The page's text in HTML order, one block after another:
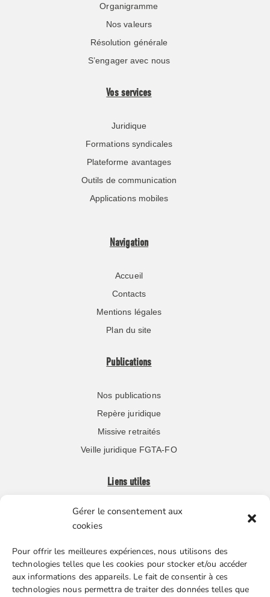
Gérer le consentement aux
cookies
Pour offrir les meilleures expériences, nous utilisons des
technologies telles que les cookies pour stocker et/ou accéder
aux informations des appareils. Le fait de consentir à ces
technologies nous permettra de traiter des données telles que
Organigramme
Nos valeurs
Résolution générale
S’engager avec nous
Vos services
Juridique
Formations syndicales
Plateforme avantages
Outils de communication
Applications mobiles
Navigation
Accueil
Contacts
Mentions légales
Plan du site
Publications
Nos publications
Repère juridique
Missive retraités
Veille juridique FGTA-FO
Liens utiles
Boutique en ligne
Nos partenaires
Gestion des cookies